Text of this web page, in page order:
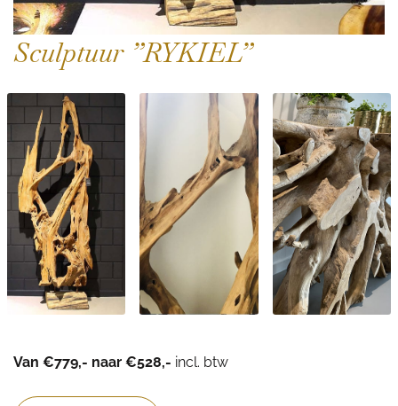
Sculptuur ”RYKIEL”
Van €779,- naar €528,- incl. btw